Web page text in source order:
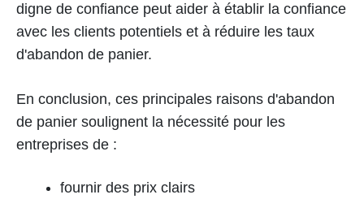
digne de confiance peut aider à établir la confiance
avec les clients potentiels et à réduire les taux
d'abandon de panier.
En conclusion, ces principales raisons d'abandon
de panier soulignent la nécessité pour les
entreprises de :
fournir des prix clairs